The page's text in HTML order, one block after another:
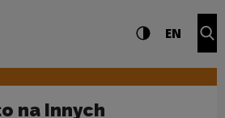
Ustawienia i Wysoki
EN
na Innych